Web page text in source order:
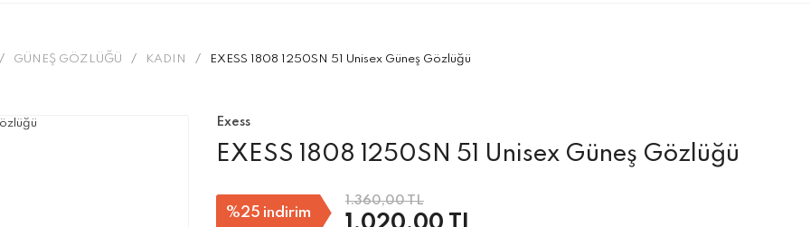
GÜNEŞ GÖZLÜĞÜ KADIN EXESS 1808 1250SN 51 Unisex Güneş Gözlüğü
Exess
EXESS 1808 1250SN 51 Unisex Güneş Gözlüğü
%25 indirim
1.360,00 TL